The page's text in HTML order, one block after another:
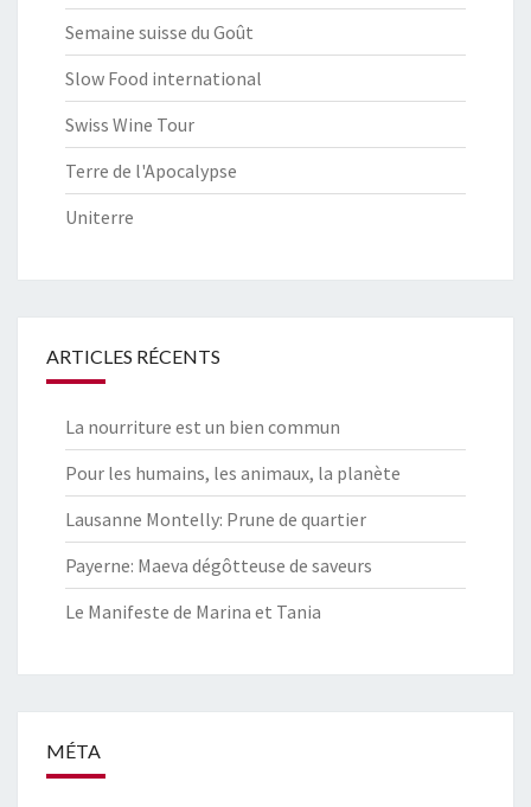
Semaine suisse du Goût
Slow Food international
Swiss Wine Tour
Terre de l'Apocalypse
Uniterre
ARTICLES RÉCENTS
La nourriture est un bien commun
Pour les humains, les animaux, la planète
Lausanne Montelly: Prune de quartier
Payerne: Maeva dégôtteuse de saveurs
Le Manifeste de Marina et Tania
MÉTA